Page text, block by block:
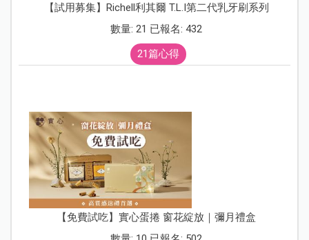
【試用募集】Richell利其爾 T.L.I第二代乳牙刷系列
數量: 21 已報名: 432
21篇心得
【免費試吃】實心蛋捲 窗花綻放｜彌月禮盒